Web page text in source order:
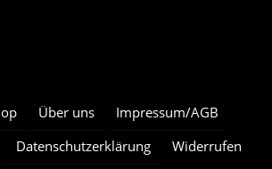
Über uns
Impressum/AGB
Datenschutzerklärung Widerrufen